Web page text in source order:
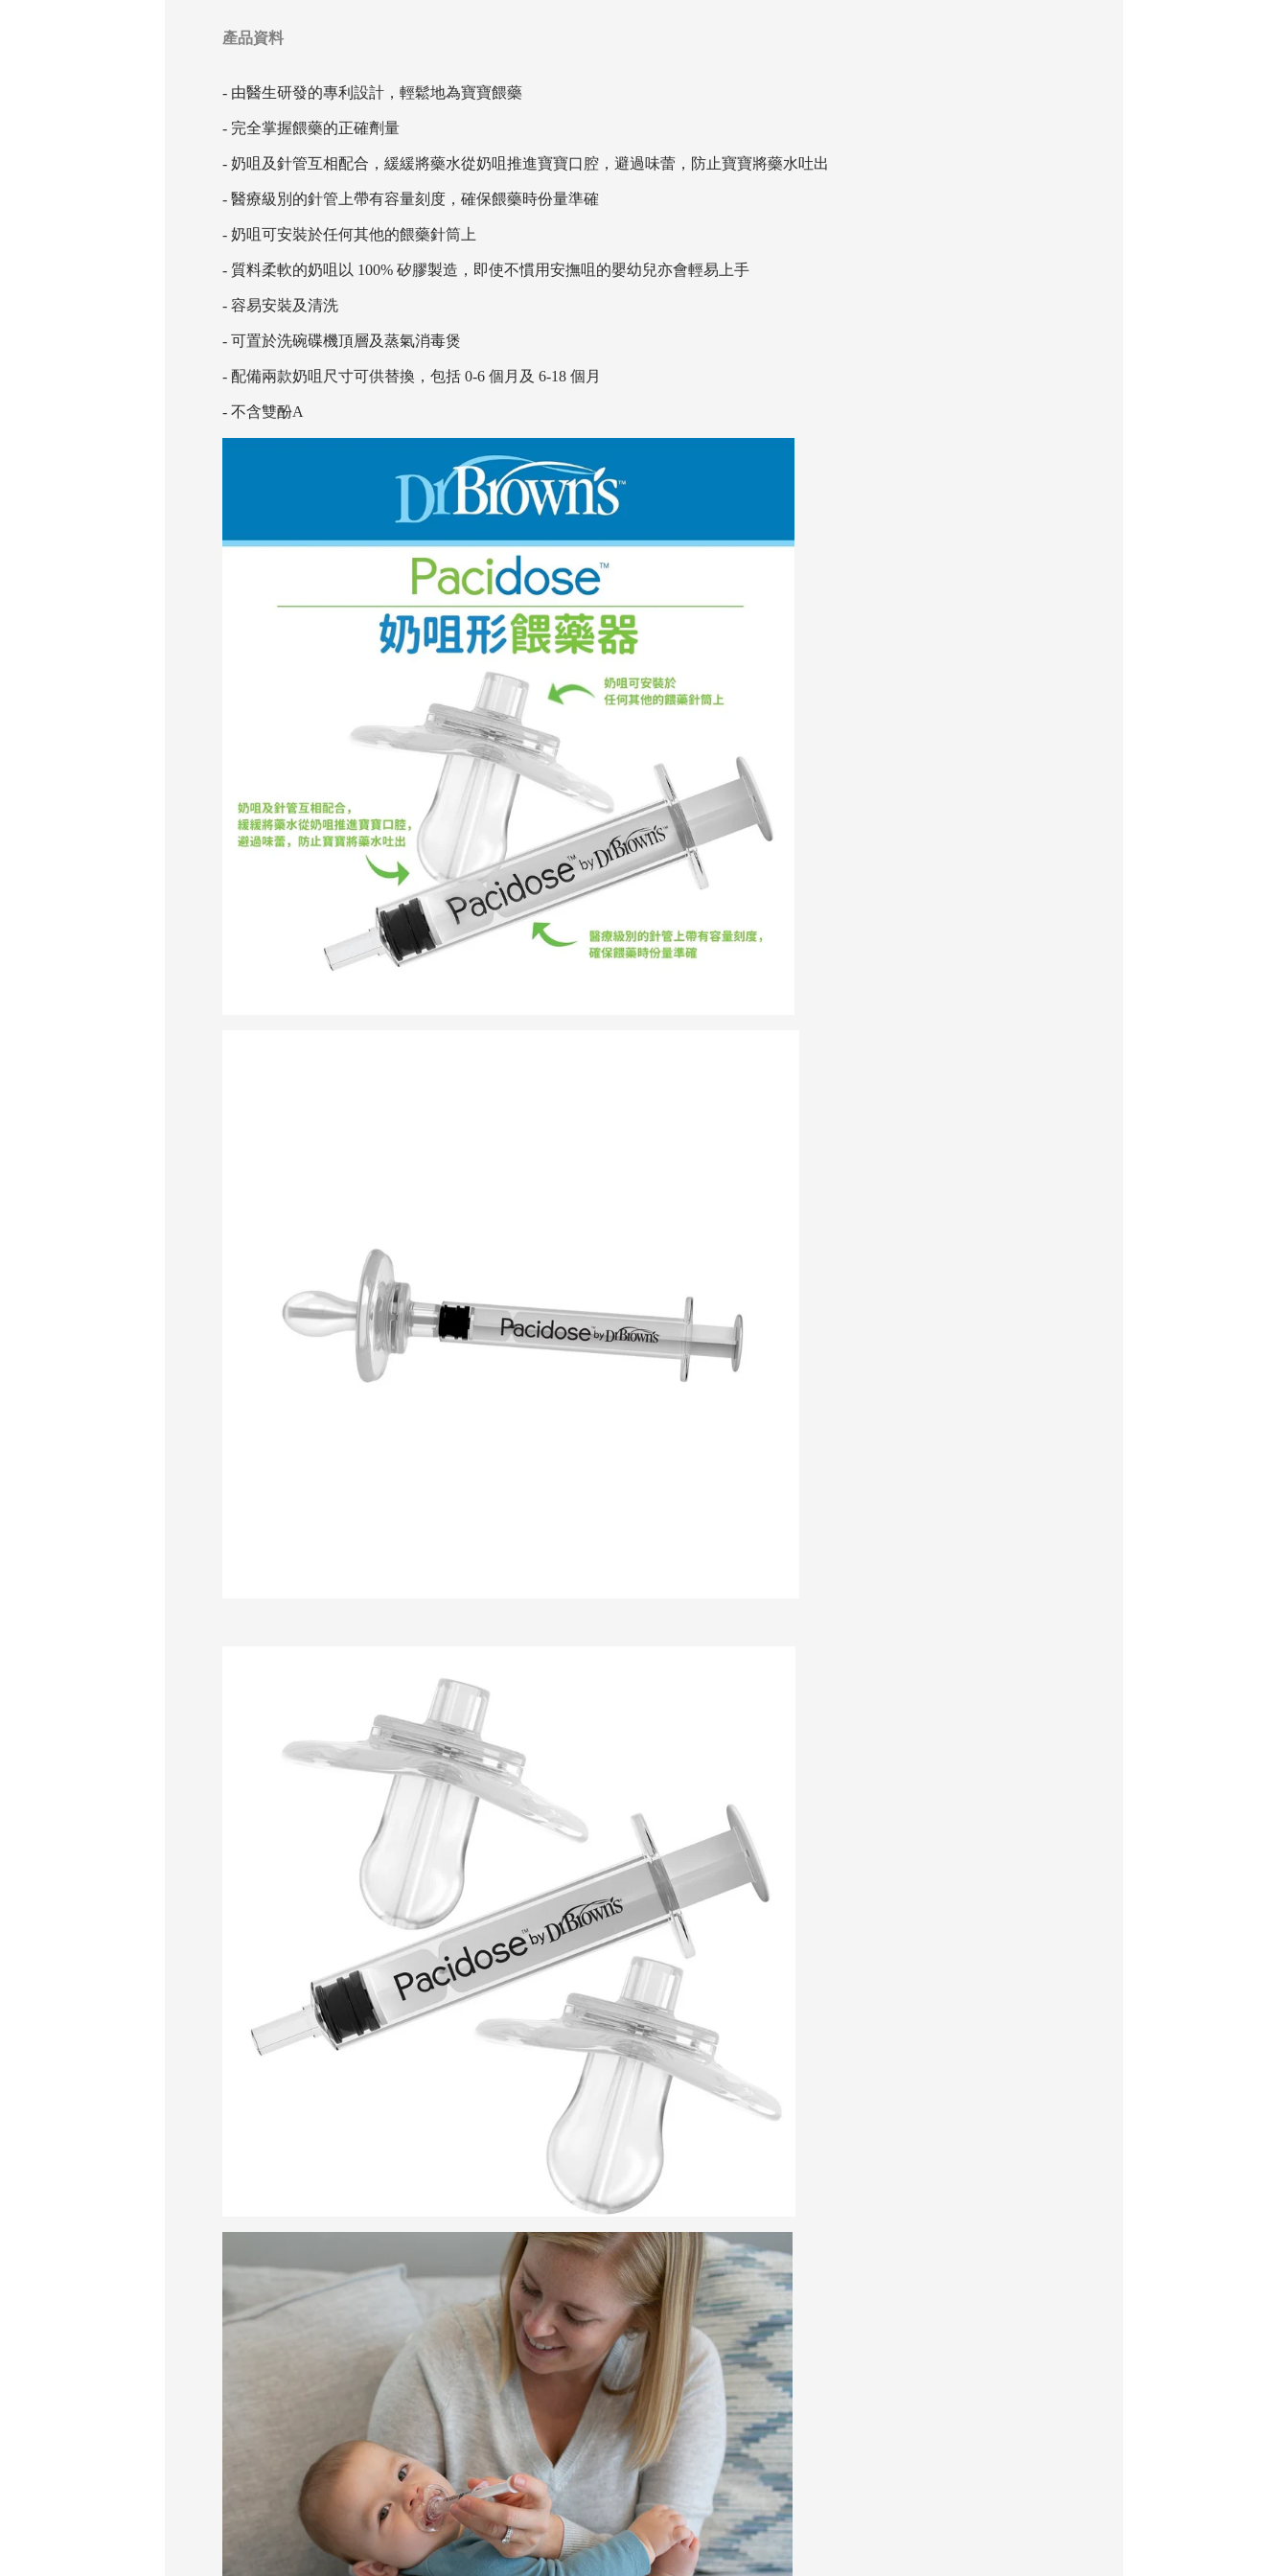
產品資料
- 由醫生研發的專利設計，輕鬆地為寶寶餵藥
- 完全掌握餵藥的正確劑量
- 奶咀及針管互相配合，緩緩將藥水從奶咀推進寶寶口腔，避過味蕾，防止寶寶將藥水吐出
- 醫療級別的針管上帶有容量刻度，確保餵藥時份量準確
- 奶咀可安裝於任何其他的餵藥針筒上
- 質料柔軟的奶咀以 100% 矽膠製造，即使不慣用安撫咀的嬰幼兒亦會輕易上手
- 容易安裝及清洗
- 可置於洗碗碟機頂層及蒸氣消毒煲
- 配備兩款奶咀尺寸可供替換，包括 0-6 個月及 6-18 個月
- 不含雙酚A